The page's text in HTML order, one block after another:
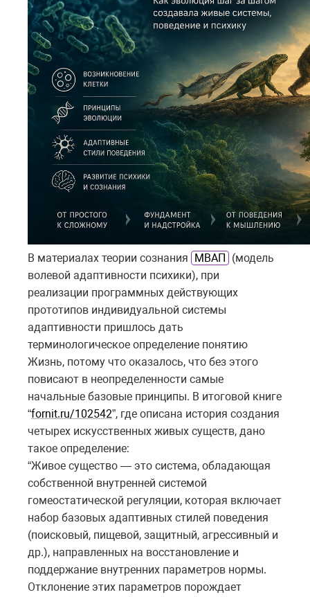
В материалах теории сознания МВАП
(модель
волевой адаптивности психики), при
реализации программных действующих
прототипов индивидуальной системы
адаптивности пришлось дать
терминологическое определение понятию
Жизнь, потому что оказалось, что без этого
повисают в неопределенности самые
начальные базовые принципы. В итоговой книге
“fornit.ru/102542”, где описана история создания
четырех искусственных живых существ, дано
такое определение:
“Живое существо — это система, обладающая
собственной внутренней системой
гомеостатической регуляции, которая включает
набор базовых адаптивных стилей поведения
(поисковый, пищевой, защитный, агрессивный и
др.), направленных на восстановление и
поддержание внутренних параметров нормы.
Отклонение этих параметров порождает